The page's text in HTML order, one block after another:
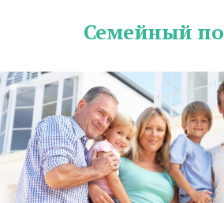
Семейный